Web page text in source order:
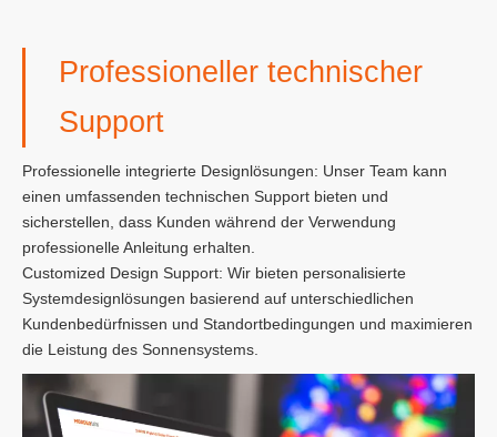
Professioneller technischer
Support
Professionelle integrierte Designlösungen: Unser Team kann
einen umfassenden technischen Support bieten und
sicherstellen, dass Kunden während der Verwendung
professionelle Anleitung erhalten.
Customized Design Support: Wir bieten personalisierte
Systemdesignlösungen basierend auf unterschiedlichen
Kundenbedürfnissen und Standortbedingungen und maximieren
die Leistung des Sonnensystems.